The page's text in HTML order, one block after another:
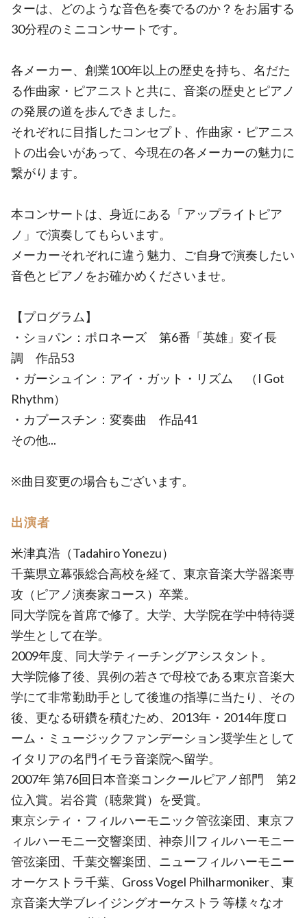
ターは、どのような音色を奏でるのか？をお届する
30分程のミニコンサートです。
各メーカー、創業100年以上の歴史を持ち、名だた
る作曲家・ピアニストと共に、音楽の歴史とピアノ
の発展の道を歩んできました。
それぞれに目指したコンセプト、作曲家・ピアニス
トの出会いがあって、今現在の各メーカーの魅力に
繋がります。
本コンサートは、身近にある「アップライトピア
ノ」で演奏してもらいます。
メーカーそれぞれに違う魅力、ご自身で演奏したい
音色とピアノをお確かめくださいませ。
【プログラム】
・ショパン：ポロネーズ 第6番「英雄」変イ長
調 作品53
・ガーシュイン：アイ・ガット・リズム （I Got
Rhythm）
・カプースチン：変奏曲 作品41
その他...
※曲目変更の場合もございます。
出演者
米津真浩（Tadahiro Yonezu）
千葉県立幕張総合高校を経て、東京音楽大学器楽専
攻（ピアノ演奏家コース）卒業。
同大学院を首席で修了。大学、大学院在学中特待奨
学生として在学。
2009年度、同大学ティーチングアシスタント。
大学院修了後、異例の若さで母校である東京音楽大
学にて非常勤助手として後進の指導に当たり、その
後、更なる研鑽を積むため、2013年・2014年度ロ
ーム・ミュージックファンデーション奨学生として
イタリアの名門イモラ音楽院へ留学。
2007年 第76回日本音楽コンクールピアノ部門 第2
位入賞。岩谷賞（聴衆賞）を受賞。
東京シティ・フィルハーモニック管弦楽団、東京フ
ィルハーモニー交響楽団、神奈川フィルハーモニー
管弦楽団、千葉交響楽団、ニューフィルハーモニー
オーケストラ千葉、Gross Vogel Philharmoniker、東
京音楽大学ブレイジングオーケストラ 等様々なオ